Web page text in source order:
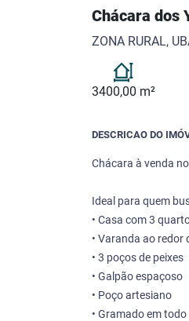
Chácara dos
ZONA RURAL,
3400,00 m²
DESCRICAO DO
Chácara à venda
Ideal para quem
• Casa com 3
• Varanda ao redor
• 3 poços de peixes
• Galpão espaçoso
• Poço artesiano
• Gramado em